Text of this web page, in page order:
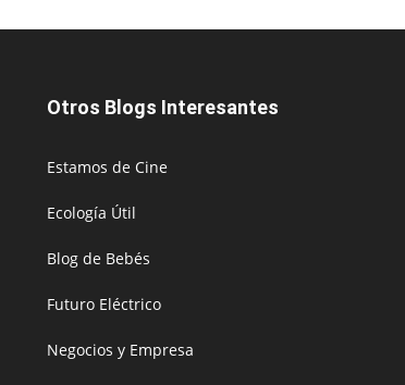
Otros Blogs Interesantes
Estamos de Cine
Ecología Útil
Blog de Bebés
Futuro Eléctrico
Negocios y Empresa